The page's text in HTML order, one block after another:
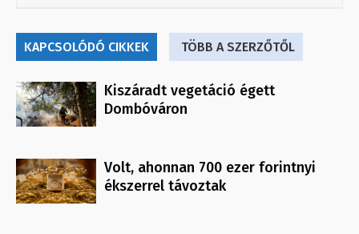
KAPCSOLÓDÓ CIKKEK TÖBB A SZERZŐTŐL
Kiszáradt vegetáció égett
Dombóváron
Volt, ahonnan 700 ezer forintnyi
ékszerrel távoztak